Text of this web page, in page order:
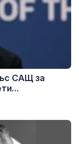
САЩ за